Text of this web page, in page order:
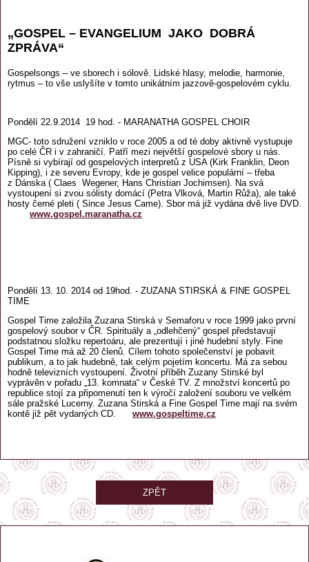
„GOSPEL – EVANGELIUM JAKO DOBRÁ
ZPRÁVA“
Gospelsongs – ve sborech i sólově. Lidské hlasy, melodie, harmonie,
rytmus – to vše uslyšíte v tomto unikátním jazzově-gospelovém cyklu.
Pondělí 22.9.2014 19 hod. - MARANATHA GOSPEL CHOIR
MGC- toto sdružení vzniklo v roce 2005 a od té doby aktivně vystupuje
po celé ČR i v zahraničí. Patří mezi největší gospelové sbory u nás.
Písně si vybírají od gospelových interpretů z USA (Kirk Franklin, Deon
Kipping), i ze severu Evropy, kde je gospel velice populární – třeba
z Dánska ( Claes Wegener, Hans Christian Jochimsen). Na svá
vystoupení si zvou sólisty domácí (Petra Vlková, Martin Růža), ale také
hosty černé pleti ( Since Jesus Came). Sbor má již vydána dvě live DVD.
www.gospel.maranatha.cz
Pondělí 13. 10. 2014 od 19hod. - ZUZANA STIRSKÁ & FINE GOSPEL
TIME
Gospel Time založila Zuzana Stirská v Semaforu v roce 1999 jako první
gospelový soubor v ČR. Spirituály a „odlehčený“ gospel představují
podstatnou složku repertoáru, ale prezentují i jiné hudební styly. Fine
Gospel Time má až 20 členů. Cílem tohoto společenství je pobavit
publikum, a to jak hudebně, tak celým pojetím koncertu. Má za sebou
hodně televizních vystoupení. Životní příběh Zuzany Stirské byl
vyprávěn v pořadu „13. komnata“ v České TV. Z množství koncertů po
republice stojí za připomenutí ten k výročí založení souboru ve velkém
sále pražské Lucerny. Zuzana Stirská a Fine Gospel Time mají na svém
kontě již pět vydaných CD. www.gospeltime.cz
ZPĚT